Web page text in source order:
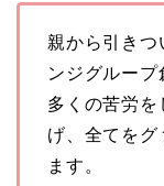
親から引きつ
ンジグループ
多くの苦労を
げ、全てをグ
ます。